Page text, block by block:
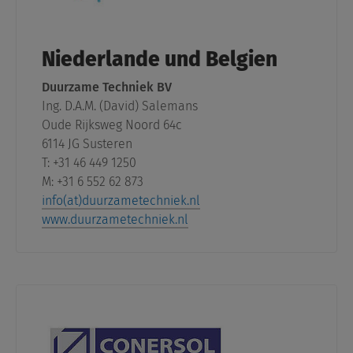
Niederlande und Belgien
Duurzame Techniek BV
Ing. D.A.M. (David) Salemans
Oude Rijksweg Noord 64c
6114 JG Susteren
T: +31 46 449 1250
M: +31 6 552 62 873
info(at)duurzametechniek.nl
www.duurzametechniek.nl